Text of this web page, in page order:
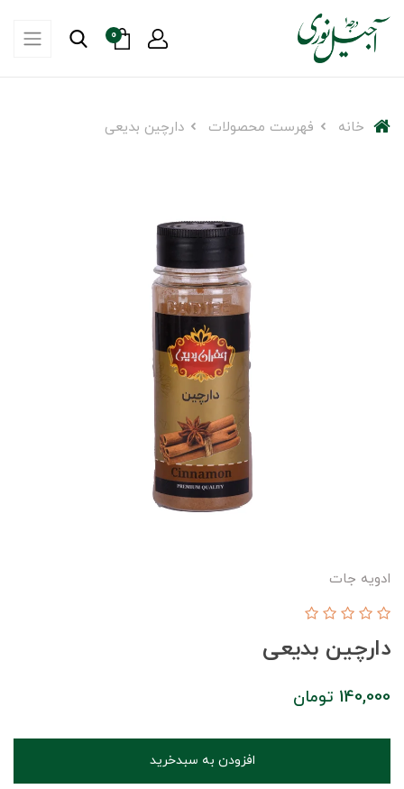
0
خانه فهرست محصولات دارچین بدیعی
ادویه جات
دارچین بدیعی
140,000 تومان
افزودن به سبدخرید